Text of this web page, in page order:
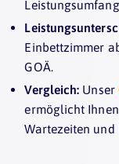
Einbettzimmer
GOÄ.
Vergleich: Unser
ermöglicht
Wartezeiten und